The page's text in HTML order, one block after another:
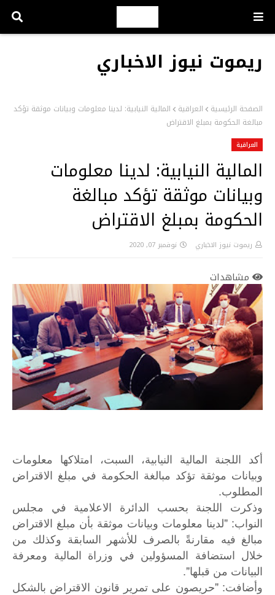
ريموت نيوز الاخباري
الصفحة الرئيسية العراقية
المالية النيابية: لدينا معلومات وبيانات موثقة تؤكد
مبالغة الحكومة بمبلغ الاقتراض
العراقية
المالية النيابية: لدينا معلومات
وبيانات موثقة تؤكد مبالغة
الحكومة بمبلغ الاقتراض
ريموت نيوز الاخباري نوفمبر 07, 2020
مشاهدات
أكد اللجنة المالية النيابية، السبت، امتلاكها معلومات
وبيانات موثقة تؤكد مبالغة الحكومة في مبلغ الاقتراض
المطلوب.
وذكرت اللجنة بحسب الدائرة الاعلامية في مجلس
النواب: "لدينا معلومات وبيانات موثقة بأن مبلغ الاقتراض
مبالغ فيه مقارنةً بالصرف للأشهر السابقة وكذلك من
خلال استضافة المسؤولين في وزراة المالية ومعرفة
البيانات من قبلها".
وأضافت: "حريصون على تمرير قانون الاقتراض بالشكل